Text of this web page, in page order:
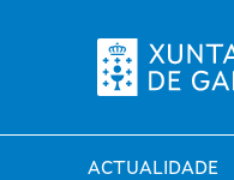
ACTUALIDADE